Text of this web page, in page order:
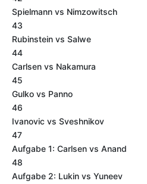
Spielmann vs Nimzowitsch
43
Rubinstein vs Salwe
44
Carlsen vs Nakamura
45
Gulko vs Panno
46
Ivanovic vs Sveshnikov
47
Aufgabe 1: Carlsen vs Anand
48
Aufgabe 2: Lukin vs Yuneev